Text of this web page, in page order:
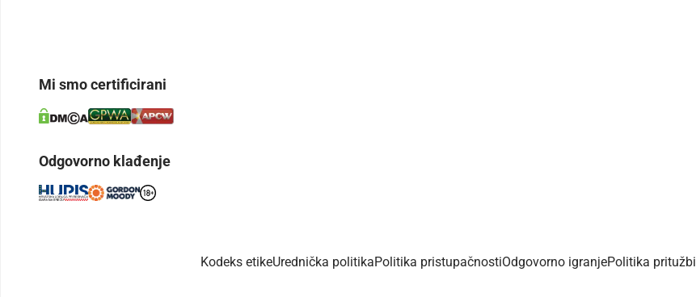
Mi smo certificirani
Odgovorno klađenje
Kodeks etikeUrednička politikaPolitika pristupačnostiOdgovorno igranjePolitika pritužbi